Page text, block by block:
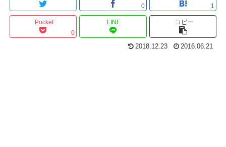
0
1
Pocket
0
LINE コピー
2018.12.23 2016.06.21